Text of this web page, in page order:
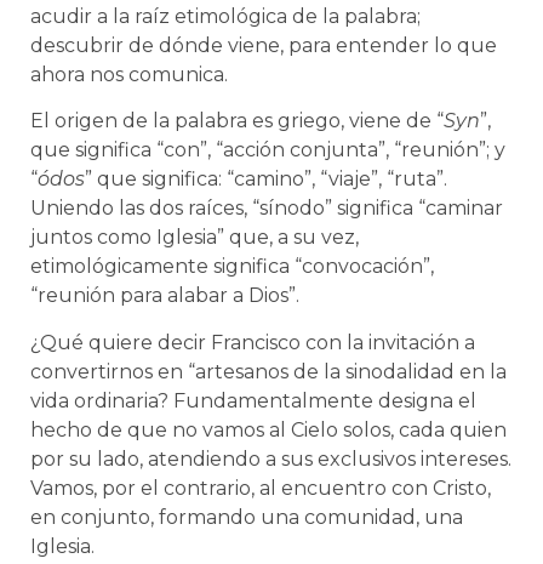
acudir a la raíz etimológica de la palabra;
descubrir de dónde viene, para entender lo que
ahora nos comunica.
El origen de la palabra es griego, viene de “Syn”,
que significa “con”, “acción conjunta”, “reunión”; y
“ódos” que significa: “camino”, “viaje”, “ruta”.
Uniendo las dos raíces, “sínodo” significa “caminar
juntos como Iglesia” que, a su vez,
etimológicamente significa “convocación”,
“reunión para alabar a Dios”.
¿Qué quiere decir Francisco con la invitación a
convertirnos en “artesanos de la sinodalidad en la
vida ordinaria? Fundamentalmente designa el
hecho de que no vamos al Cielo solos, cada quien
por su lado, atendiendo a sus exclusivos intereses.
Vamos, por el contrario, al encuentro con Cristo,
en conjunto, formando una comunidad, una
Iglesia.